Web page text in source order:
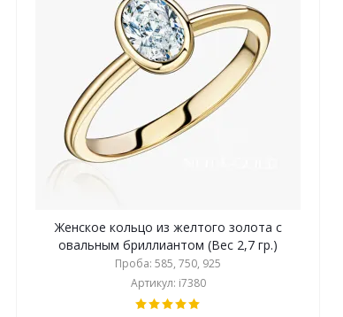
Женское кольцо из желтого золота с
овальным бриллиантом (Вес 2,7 гр.)
Проба: 585, 750, 925
Артикул: i7380